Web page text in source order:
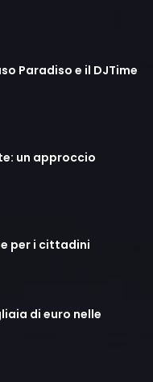
Paradiso e il DJTime
un approccio
per i cittadini
di euro nelle